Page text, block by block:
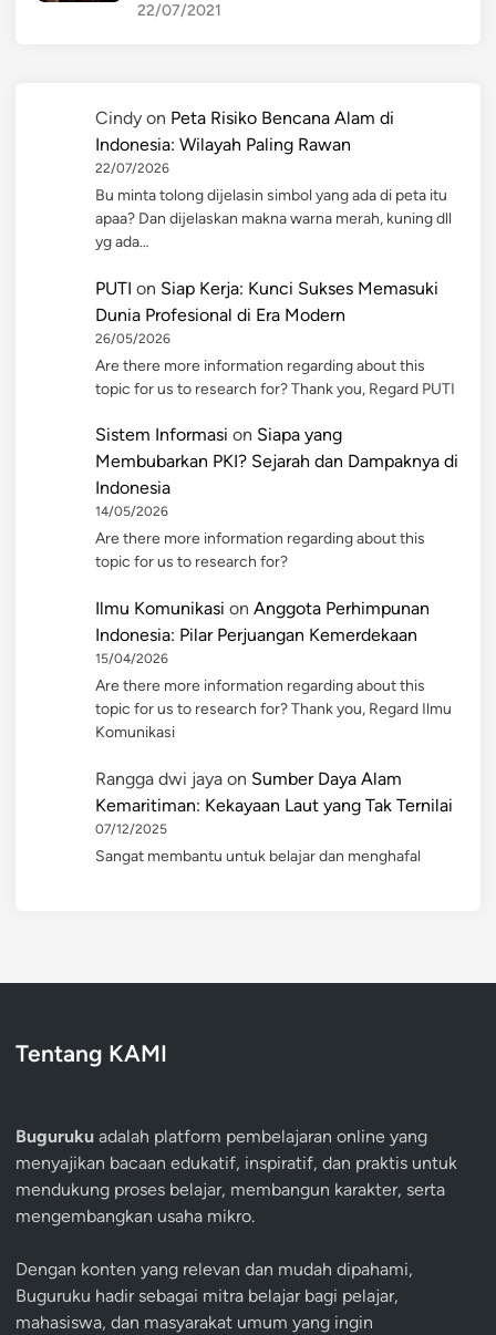
22/07/2021
Cindy on Peta Risiko Bencana Alam di
Indonesia: Wilayah Paling Rawan
22/07/2026
Bu minta tolong dijelasin simbol yang ada di peta itu
apaa? Dan dijelaskan makna warna merah, kuning dll
yg ada…
PUTI on Siap Kerja: Kunci Sukses Memasuki
Dunia Profesional di Era Modern
26/05/2026
Are there more information regarding about this
topic for us to research for? Thank you, Regard PUTI
Sistem Informasi on Siapa yang
Membubarkan PKI? Sejarah dan Dampaknya di
Indonesia
14/05/2026
Are there more information regarding about this
topic for us to research for?
Ilmu Komunikasi on Anggota Perhimpunan
Indonesia: Pilar Perjuangan Kemerdekaan
15/04/2026
Are there more information regarding about this
topic for us to research for? Thank you, Regard Ilmu
Komunikasi
Rangga dwi jaya on Sumber Daya Alam
Kemaritiman: Kekayaan Laut yang Tak Ternilai
07/12/2025
Sangat membantu untuk belajar dan menghafal
Tentang KAMI
Buguruku adalah platform pembelajaran online yang
menyajikan bacaan edukatif, inspiratif, dan praktis untuk
mendukung proses belajar, membangun karakter, serta
mengembangkan usaha mikro.
Dengan konten yang relevan dan mudah dipahami,
Buguruku hadir sebagai mitra belajar bagi pelajar,
mahasiswa, dan masyarakat umum yang ingin